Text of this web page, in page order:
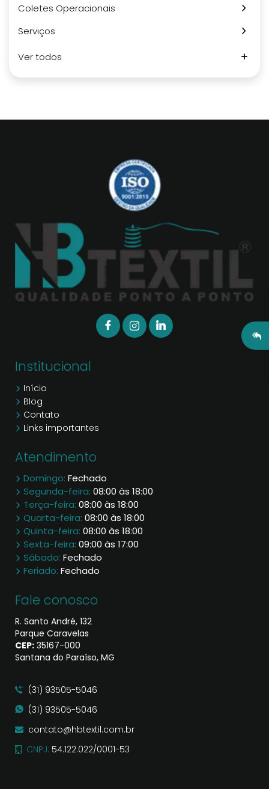
Coletes Operacionais
Serviços
Ver todos
Institucional
Início
Blog
Contato
Links importantes
Atendimento
Domingo: Fechado
Segunda-feira: 08:00 às 18:00
Terça-feira: 08:00 às 18:00
Quarta-feira: 08:00 às 18:00
Quinta-feira: 08:00 às 18:00
Sexta-feira: 09:00 às 17:00
Sábado: Fechado
Feriado: Fechado
Fale conosco
R. Santo André, 132
Parque Caravelas
CEP: 35167​-000
Santana do Paraíso, MG
(31) 93505-5046
(31) 93505-5046
contato@hbtextil.com.br
CNPJ: 54.122.022/0001-53